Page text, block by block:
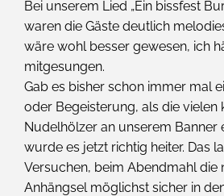
Bei unserem Lied „Ein bissfest
waren die Gäste deutlich
wäre wohl besser gewesen, ich
mitgesungen.
Gab es bisher schon immer mal
oder Begeisterung, als die vielen
Nudelhölzer an unserem Banner
wurde es jetzt richtig heiter. Das
Versuchen, beim Abendmahl die
Anhängsel möglichst sicher in